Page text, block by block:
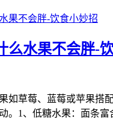
么水果不会胖-
如草莓、蓝莓或苹果搭
。1、低糖水果：面条富